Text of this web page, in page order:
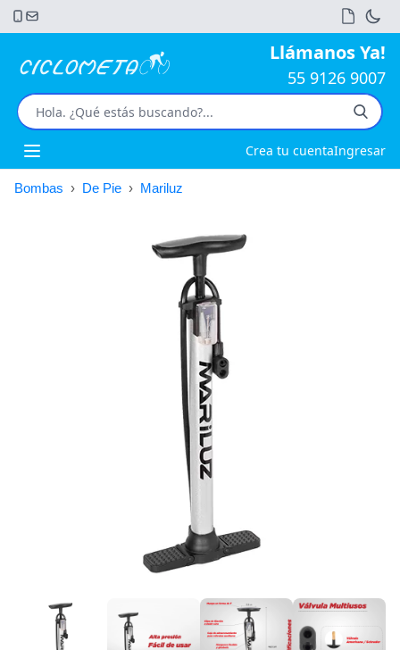
Llámanos Ya!
55 9126 9007
Open main menu Crea tu cuentaIngresar
Bombas › De Pie › Mariluz